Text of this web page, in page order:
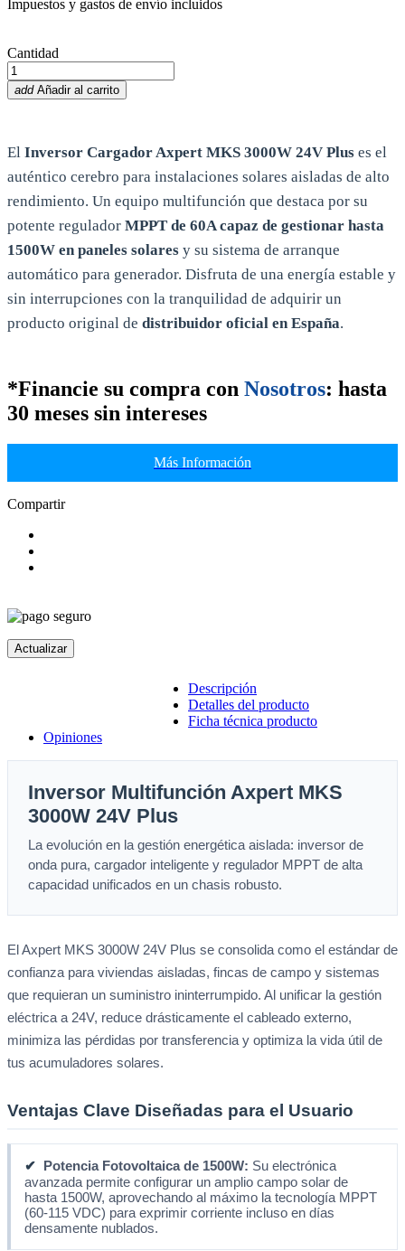
Impuestos y gastos de envío incluidos
Cantidad
add Añadir al carrito
El Inversor Cargador Axpert MKS 3000W 24V Plus es el
auténtico cerebro para instalaciones solares aisladas de alto
rendimiento. Un equipo multifunción que destaca por su
potente regulador MPPT de 60A capaz de gestionar hasta
1500W en paneles solares y su sistema de arranque
automático para generador. Disfruta de una energía estable y
sin interrupciones con la tranquilidad de adquirir un
producto original de distribuidor oficial en España.
*Financie su compra con Nosotros: hasta
30 meses sin intereses
Más Información
Compartir
Descripción
Detalles del producto
Ficha técnica producto
Opiniones
Inversor Multifunción Axpert MKS
3000W 24V Plus
La evolución en la gestión energética aislada: inversor de
onda pura, cargador inteligente y regulador MPPT de alta
capacidad unificados en un chasis robusto.
El Axpert MKS 3000W 24V Plus se consolida como el estándar de
confianza para viviendas aisladas, fincas de campo y sistemas
que requieran un suministro ininterrumpido. Al unificar la gestión
eléctrica a 24V, reduce drásticamente el cableado externo,
minimiza las pérdidas por transferencia y optimiza la vida útil de
tus acumuladores solares.
Ventajas Clave Diseñadas para el Usuario
✔ Potencia Fotovoltaica de 1500W: Su electrónica
avanzada permite configurar un amplio campo solar de
hasta 1500W, aprovechando al máximo la tecnología MPPT
(60-115 VDC) para exprimir corriente incluso en días
densamente nublados.